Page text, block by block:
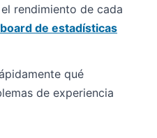
rendimiento de cada
de estadísticas
qué
de experiencia